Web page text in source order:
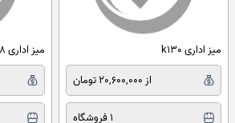
میز اداری k130
از 20,600,000 تومان
1 فروشگاه
میز اداری K118